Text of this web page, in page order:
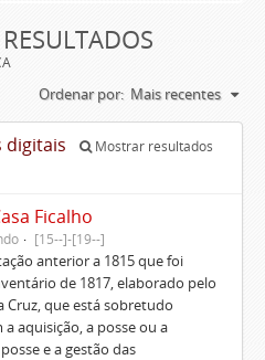
Ordenar por: Mais recentes
digitais
Mostrar resultados
Ficalho
[15--]-[19--]
anterior a 1815 que foi
de 1817, elaborado pelo
Cruz, que está sobretudo
aquisição, a posse ou a
e a gestão das